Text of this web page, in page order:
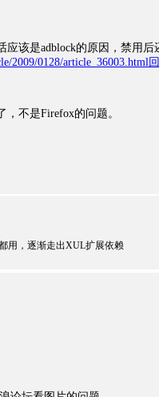
应该是adblock的原因，禁用
2009/0128/article_36003.html
不是Firefox的问题。
用，逐渐走出XUL扩展依赖